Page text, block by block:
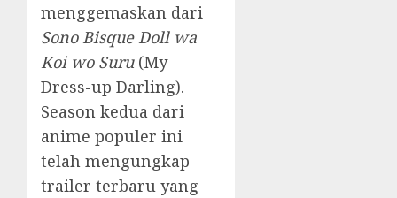
menggemaskan dari
Sono Bisque Doll wa
Koi wo Suru(My
Dress-up Darling).
Season kedua dari
anime populer ini
telah mengungkap
trailer terbaru yang